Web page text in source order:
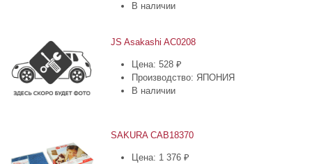
В наличии
JS Asakashi AC0208
Цена: 528 ₽
Производство: ЯПОНИЯ
В наличии
SAKURA CAB18370
Цена: 1 376 ₽